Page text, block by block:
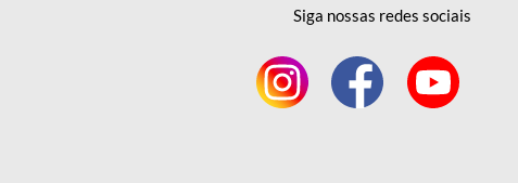
Siga nossas redes sociais